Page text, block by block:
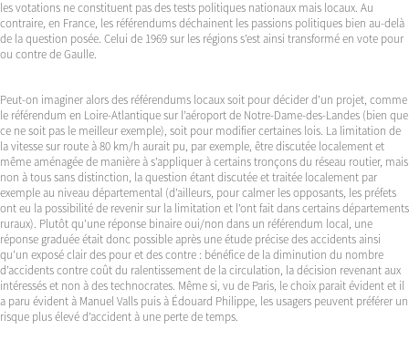
les votations ne constituent pas des tests politiques nationaux mais locaux. Au
contraire, en France, les référendums déchainent les passions politiques bien au-delà
de la question posée. Celui de 1969 sur les régions s’est ainsi transformé en vote pour
ou contre de Gaulle.
Peut-on imaginer alors des référendums locaux soit pour décider d’un projet, comme
le référendum en Loire-Atlantique sur l’aéroport de Notre-Dame-des-Landes (bien que
ce ne soit pas le meilleur exemple), soit pour modifier certaines lois. La limitation de
la vitesse sur route à 80 km/h aurait pu, par exemple, être discutée localement et
même aménagée de manière à s’appliquer à certains tronçons du réseau routier, mais
non à tous sans distinction, la question étant discutée et traitée localement par
exemple au niveau départemental (d’ailleurs, pour calmer les opposants, les préfets
ont eu la possibilité de revenir sur la limitation et l’ont fait dans certains départements
ruraux). Plutôt qu’une réponse binaire oui/non dans un référendum local, une
réponse graduée était donc possible après une étude précise des accidents ainsi
qu’un exposé clair des pour et des contre : bénéfice de la diminution du nombre
d’accidents contre coût du ralentissement de la circulation, la décision revenant aux
intéressés et non à des technocrates. Même si, vu de Paris, le choix parait évident et il
a paru évident à Manuel Valls puis à Édouard Philippe, les usagers peuvent préférer un
risque plus élevé d’accident à une perte de temps.